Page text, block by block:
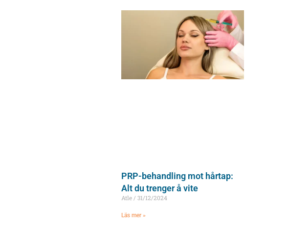
PRP-behandling mot hårtap:
Alt du trenger å vite
Atle 31/12/2024
Läs mer »